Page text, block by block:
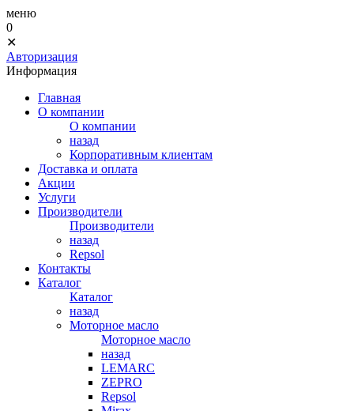
меню
0
✕
Авторизация
Информация
Главная
О компании
О компании
назад
Корпоративным клиентам
Доставка и оплата
Акции
Услуги
Производители
Производители
назад
Repsol
Контакты
Каталог
Каталог
назад
Моторное масло
Моторное масло
назад
LEMARC
ZEPRO
Repsol